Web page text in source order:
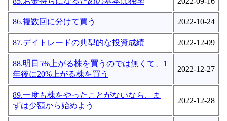
86.複数回に分けて買う 2022-10-24
87.デイトレードの典型的な投資成績 2022-12-09
88.明日5%上がる株を買うのでは無くて、1
年後に20%上がる株を買う
2022-12-27
89.一度も株をやったことがないなら、ま
ずは少額から始めよう
2022-12-28